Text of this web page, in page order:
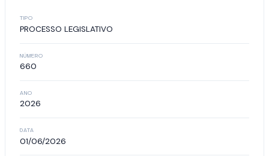
TIPO
PROCESSO LEGISLATIVO
NÚMERO
660
ANO
2026
DATA
01/06/2026